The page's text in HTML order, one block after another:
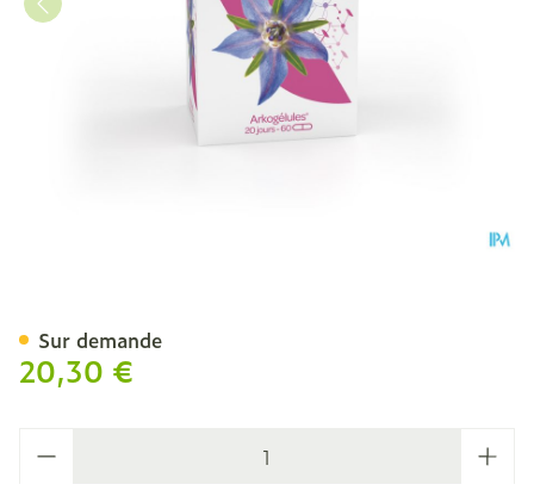
20,30 €
Sur demande